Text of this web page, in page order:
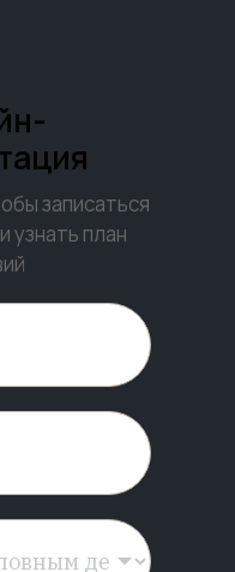
записаться
узнать план